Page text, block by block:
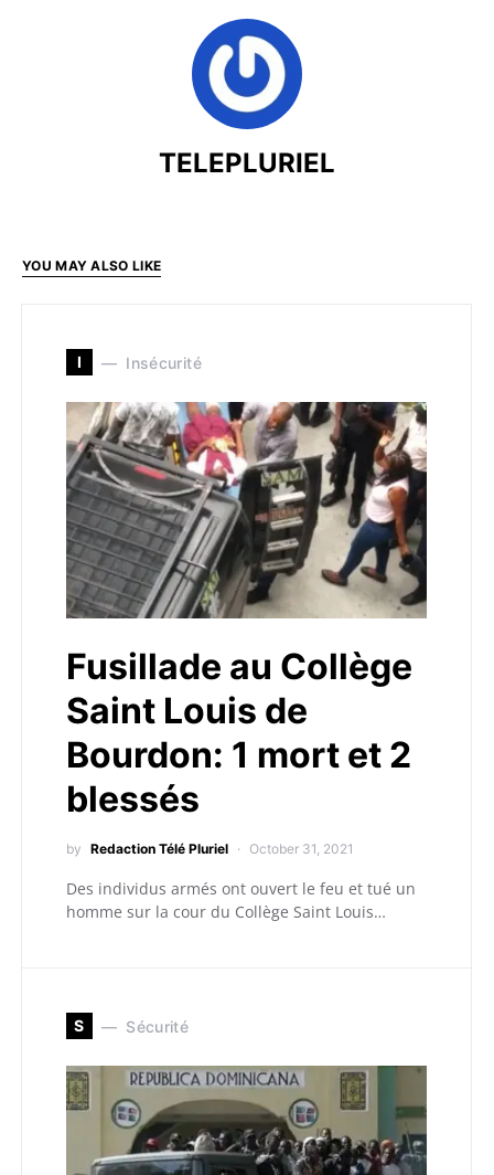
TELEPLURIEL
YOU MAY ALSO LIKE
I Insécurité
Fusillade au Collège
Saint Louis de
Bourdon: 1 mort et 2
blessés
by Redaction Télé Pluriel October 31, 2021
Des individus armés ont ouvert le feu et tué un
homme sur la cour du Collège Saint Louis…
S Sécurité